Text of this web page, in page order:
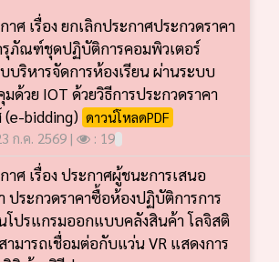
าศ เรื่อง ยกเลิกประกาศประกวดราคา
ภัณฑ์ชุดปฏิบัติการคอมพิวเตอร์
บริหารจัดการห้องเรียน ผ่านระบบ
ด้วย IOT ด้วยวิธีการประกวดราคา
bidding) ดาวน์โหลดPDF
ก.ค. 2569 |
: 19
าศ เรื่อง ประกาศผู้ชนะการเสนอ
ประกวดราคาซื้อห้องปฏิบัติการการ
โปรแกรมออกแบบคลังสินค้า โลจิสติ
ามารถเชื่อมต่อกับแว่น VR แสดงการ